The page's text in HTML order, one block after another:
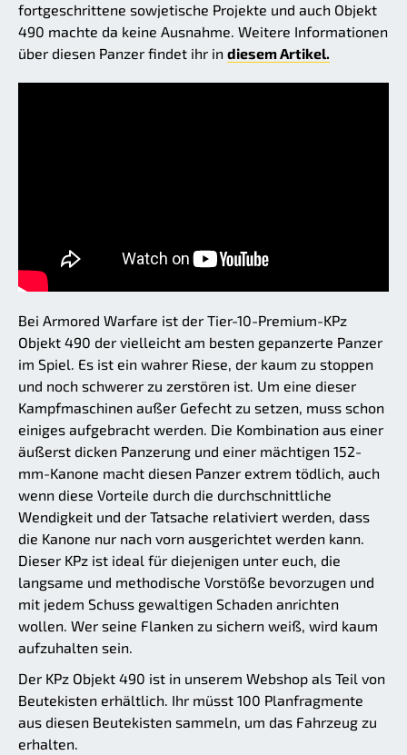
fortgeschrittene sowjetische Projekte und auch Objekt
490 machte da keine Ausnahme. Weitere Informationen
über diesen Panzer findet ihr in diesem Artikel.
Bei Armored Warfare ist der Tier-10-Premium-KPz
Objekt 490 der vielleicht am besten gepanzerte Panzer
im Spiel. Es ist ein wahrer Riese, der kaum zu stoppen
und noch schwerer zu zerstören ist. Um eine dieser
Kampfmaschinen außer Gefecht zu setzen, muss schon
einiges aufgebracht werden. Die Kombination aus einer
äußerst dicken Panzerung und einer mächtigen 152-
mm-Kanone macht diesen Panzer extrem tödlich, auch
wenn diese Vorteile durch die durchschnittliche
Wendigkeit und der Tatsache relativiert werden, dass
die Kanone nur nach vorn ausgerichtet werden kann.
Dieser KPz ist ideal für diejenigen unter euch, die
langsame und methodische Vorstöße bevorzugen und
mit jedem Schuss gewaltigen Schaden anrichten
wollen. Wer seine Flanken zu sichern weiß, wird kaum
aufzuhalten sein.
Der KPz Objekt 490 ist in unserem Webshop als Teil von
Beutekisten erhältlich. Ihr müsst 100 Planfragmente
aus diesen Beutekisten sammeln, um das Fahrzeug zu
erhalten.